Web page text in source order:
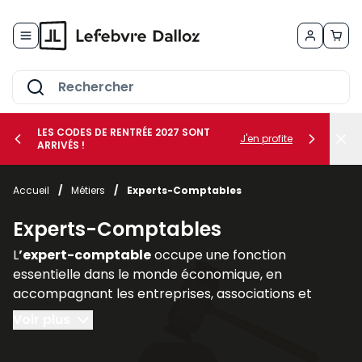
le sous-menu Vos métiers
le sous-menu Vos besoins
LES CODES DE RENTRÉE 2027 SONT
ARRIVÉS !
J'en profite
Accueil / Métiers / Experts-Comptables
Experts-Comptables
L’expert-comptableoccupe une fonction
essentielle dans le monde économique, en
accompagnant les entreprises, associations et
professions libérales dans la
obligations comptables, fiscales, sociales et